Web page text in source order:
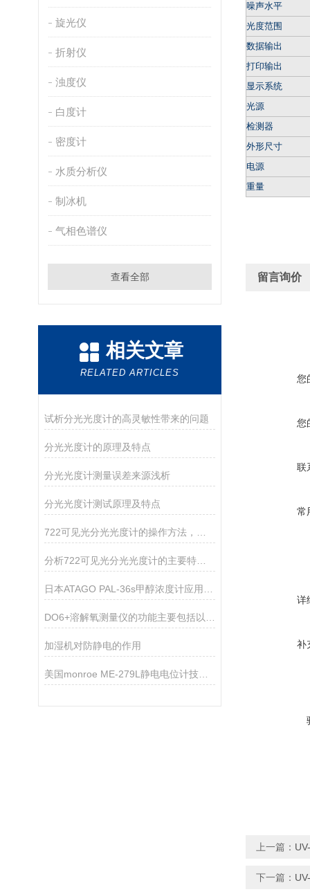
旋光仪
折射仪
浊度仪
白度计
密度计
水质分析仪
制冰机
气相色谱仪
查看全部
相关文章
RELATED ARTICLES
试析分光光度计的高灵敏性带来的问题
分光光度计的原理及特点
分光光度计测量误差来源浅析
分光光度计测试原理及特点
分析722可见光分光光度计的主要特点和维护
加湿机对防静电的作用
美国monroe ME-279L静电电位计技术参数
噪声水平
光度范围
数据输出
打印输出
显示系统
光源
检测器
外形尺寸
电源
重量
留言询价
您
您
联
常
详
补
上一篇：
下一篇：